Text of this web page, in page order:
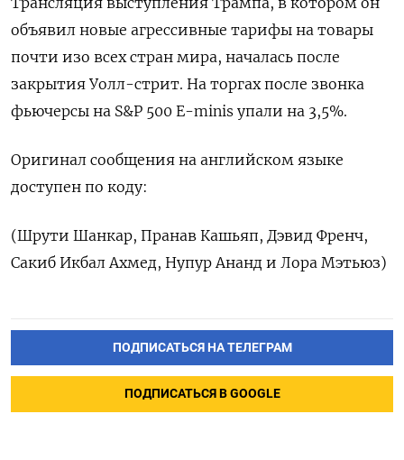
объявил новые агрессивные тарифы на товары
почти изо всех стран мира, началась после
закрытия Уолл-стрит. На торгах после звонка
фьючерсы на S&P 500 E-minis упали на 3,5%.
Оригинал сообщения на английском языке
доступен по коду:
(Шрути Шанкар, Пранав Кашьяп, Дэвид Френч,
Сакиб Икбал Ахмед, Нупур Ананд и Лора Мэтьюз)
ПОДПИСАТЬСЯ НА ТЕЛЕГРАМ
ПОДПИСАТЬСЯ В GOOGLE